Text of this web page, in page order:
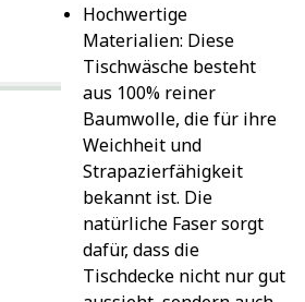
Hochwertige
Materialien: Diese
Tischwäsche besteht
aus 100% reiner
Baumwolle, die für ihre
Weichheit und
Strapazierfähigkeit
bekannt ist. Die
natürliche Faser sorgt
dafür, dass die
Tischdecke nicht nur gut